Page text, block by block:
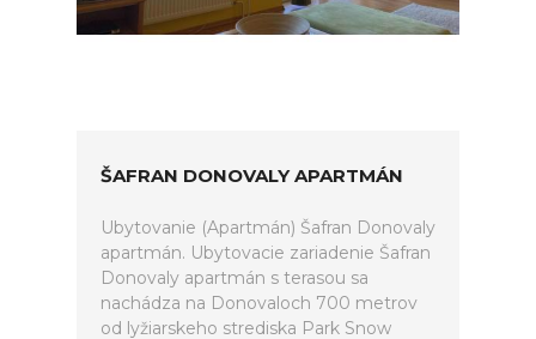
ŠAFRAN DONOVALY APARTMÁN
Ubytovanie (Apartmán) Šafran Donovaly
apartmán. Ubytovacie zariadenie Šafran
Donovaly apartmán s terasou sa
nachádza na Donovaloch 700 metrov
od lyžiarskeho strediska Park Snow